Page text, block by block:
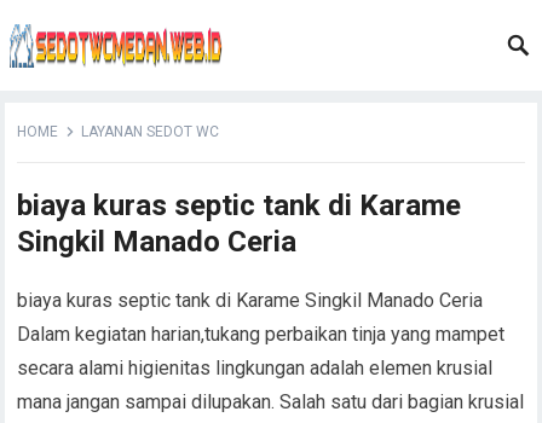
HOME LAYANAN SEDOT WC
biaya kuras septic tank di Karame
Singkil Manado Ceria
biaya kuras septic tank di Karame Singkil Manado Ceria
Dalam kegiatan harian,tukang perbaikan tinja yang mampet
secara alami higienitas lingkungan adalah elemen krusial
mana jangan sampai dilupakan. Salah satu dari bagian krusial